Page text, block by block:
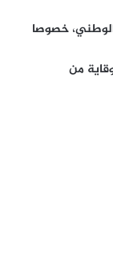
الوطني، خصوصا
من